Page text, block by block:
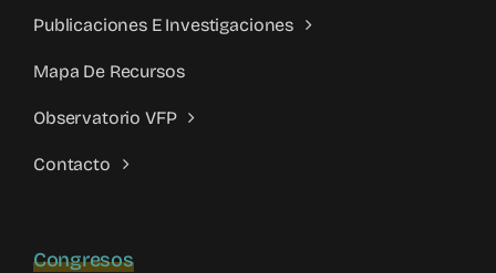
Publicaciones E Investigaciones
Mapa De Recursos
Observatorio VFP
Contacto
Congresos